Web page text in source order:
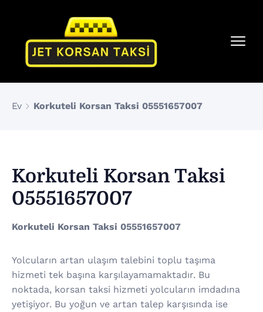
Ev Korkuteli Korsan Taksi 05551657007
Korkuteli Korsan Taksi
05551657007
Korkuteli Korsan Taksi 05551657007
Yolcuların artan ulaşım talebini toplu taşıma
hizmeti tek başına karşılayamamaktadır. Bu
noktada, korsan taksi hizmeti yolcuların imdadına
yetişiyor. Bu yoğun ve artan talep karşısında ise